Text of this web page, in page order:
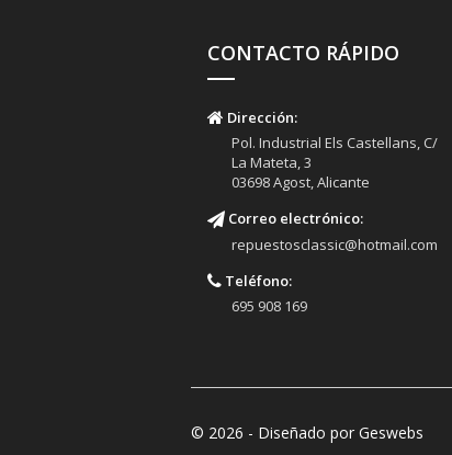
CONTACTO RÁPIDO
Dirección:
Pol. Industrial Els Castellans, C/
La Mateta, 3
03698 Agost, Alicante
Correo electrónico:
repuestosclassic@hotmail.com
Teléfono:
695 908 169
© 2026 - Diseñado por Geswebs